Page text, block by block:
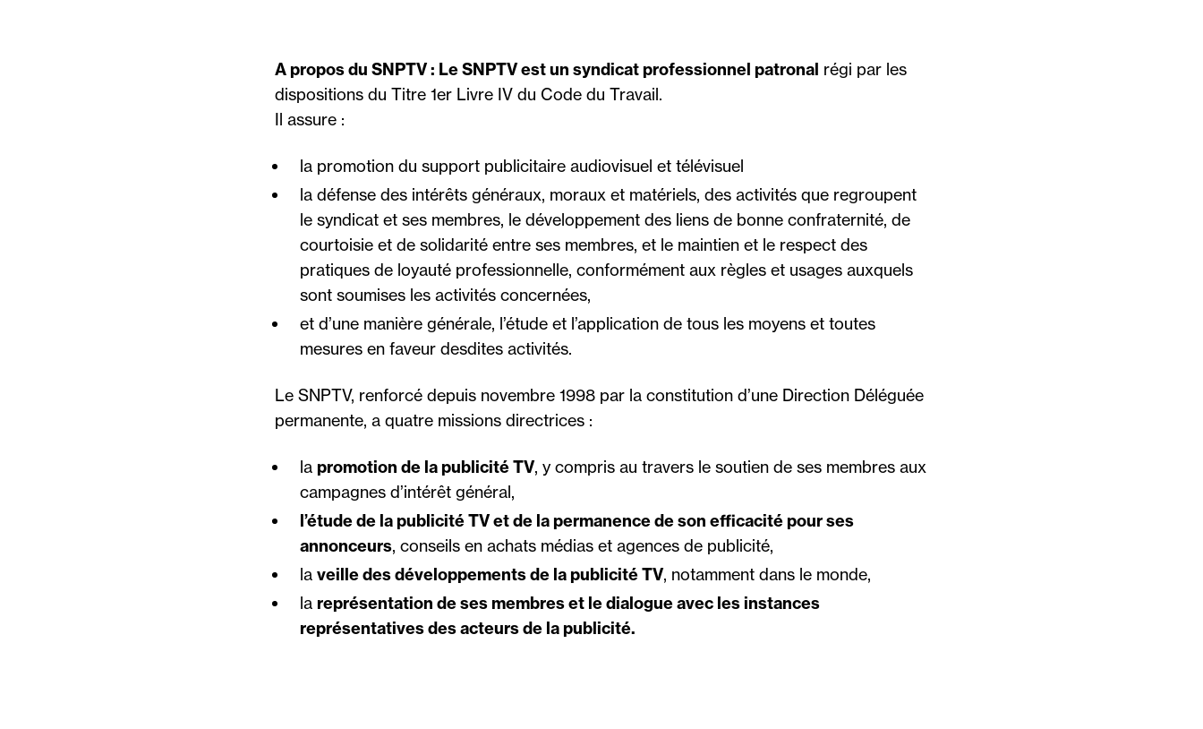
A propos du SNPTV: Le SNPTV est un syndicat professionnel patronal régi par les
dispositions du Titre 1er Livre IV du Code du Travail.
Il assure :
la promotion du support publicitaire audiovisuel et télévisuel
la défense des intérêts généraux, moraux et matériels, des activités que regroupent
le syndicat et ses membres, le développement des liens de bonne confraternité, de
courtoisie et de solidarité entre ses membres, et le maintien et le respect des
pratiques de loyauté professionnelle, conformément aux règles et usages auxquels
sont soumises les activités concernées,
et d’une manière générale, l’étude et l’application de tous les moyens et toutes
mesures en faveur desdites activités.
Le SNPTV, renforcé depuis novembre 1998 par la constitution d’une Direction Déléguée
permanente, a quatre missions directrices :
la promotion de la publicité TV, y compris au travers le soutien de ses membres aux
campagnes d’intérêt général,
l’étude de la publicité TV et de la permanence de son efficacité pour ses
annonceurs, conseils en achats médias et agences de publicité,
la veille des développements de la publicité TV, notamment dans le monde,
la représentation de ses membres et le dialogue avec les instances
représentatives des acteurs de la publicité.